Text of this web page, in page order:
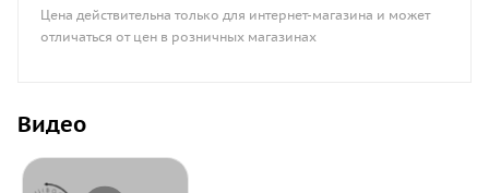
Цена действительна только для интернет-магазина и может
отличаться от цен в розничных магазинах
Видео